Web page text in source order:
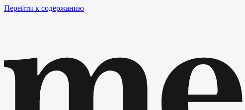
Перейти к содержанию